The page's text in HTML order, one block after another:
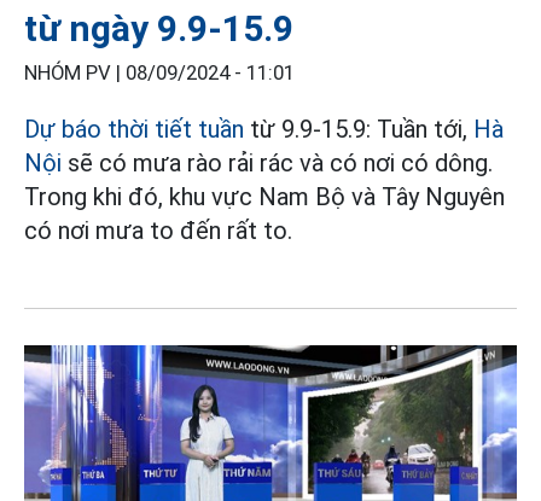
từ ngày 9.9-15.9
NHÓM PV | 08/09/2024 - 11:01
Dự báo thời tiết tuần từ 9.9-15.9: Tuần tới, Hà
Nội sẽ có mưa rào rải rác và có nơi có dông.
Trong khi đó, khu vực Nam Bộ và Tây Nguyên
có nơi mưa to đến rất to.